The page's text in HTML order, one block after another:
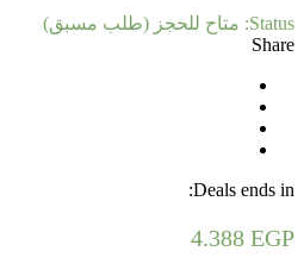
Status: متاح للحجز (طلب مسبق)
Share
Deals ends in:
4.388 EGP